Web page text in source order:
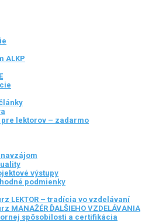
ALKP
pre lektorov – zadarmo
výstupy
podmienky
LEKTOR – tradícia vo vzdelávaní
MANAŽÉR ĎALŠIEHO VZDELÁVANIA
spôsobilosti a certifikácia